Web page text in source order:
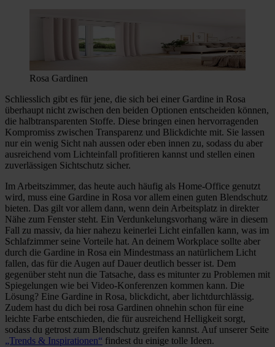
Rosa Gardinen
Schliesslich gibt es für jene, die sich bei einer Gardine in Rosa
überhaupt nicht zwischen den beiden Optionen entscheiden können,
die halbtransparenten Stoffe. Diese bringen einen hervorragenden
Kompromiss zwischen Transparenz und Blickdichte mit. Sie lassen
nur ein wenig Sicht nah aussen oder eben innen zu, sodass du aber
ausreichend vom Lichteinfall profitieren kannst und stellen einen
zuverlässigen Sichtschutz sicher.
Im Arbeitszimmer, das heute auch häufig als Home-Office genutzt
wird, muss eine Gardine in Rosa vor allem einen guten Blendschutz
bieten. Das gilt vor allem dann, wenn dein Arbeitsplatz in direkter
Nähe zum Fenster steht. Ein Verdunkelungsvorhang wäre in diesem
Fall zu massiv, da hier nahezu keinerlei Licht einfallen kann, was im
Schlafzimmer seine Vorteile hat. An deinem Workplace sollte aber
durch die Gardine in Rosa ein Mindestmass an natürlichem Licht
fallen, das für die Augen auf Dauer deutlich besser ist. Dem
gegenüber steht nun die Tatsache, dass es mitunter zu Problemen mit
Spiegelungen wie bei Video-Konferenzen kommen kann. Die
Lösung? Eine Gardine in Rosa, blickdicht, aber lichtdurchlässig.
Zudem hast du dich bei rosa Gardinen ohnehin schon für eine
leichte Farbe entschieden, die für ausreichend Helligkeit sorgt,
sodass du getrost zum Blendschutz greifen kannst. Auf unserer Seite
„Trends & Inspirationen“ findest du einige tolle Ideen.